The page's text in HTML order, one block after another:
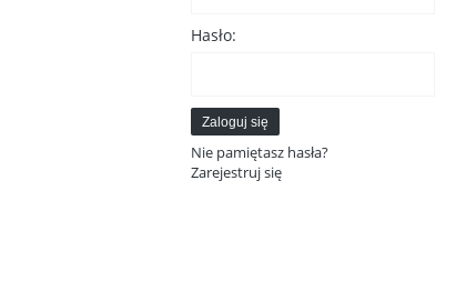
Hasło:
Zaloguj się
Nie pamiętasz hasła?
Zarejestruj się